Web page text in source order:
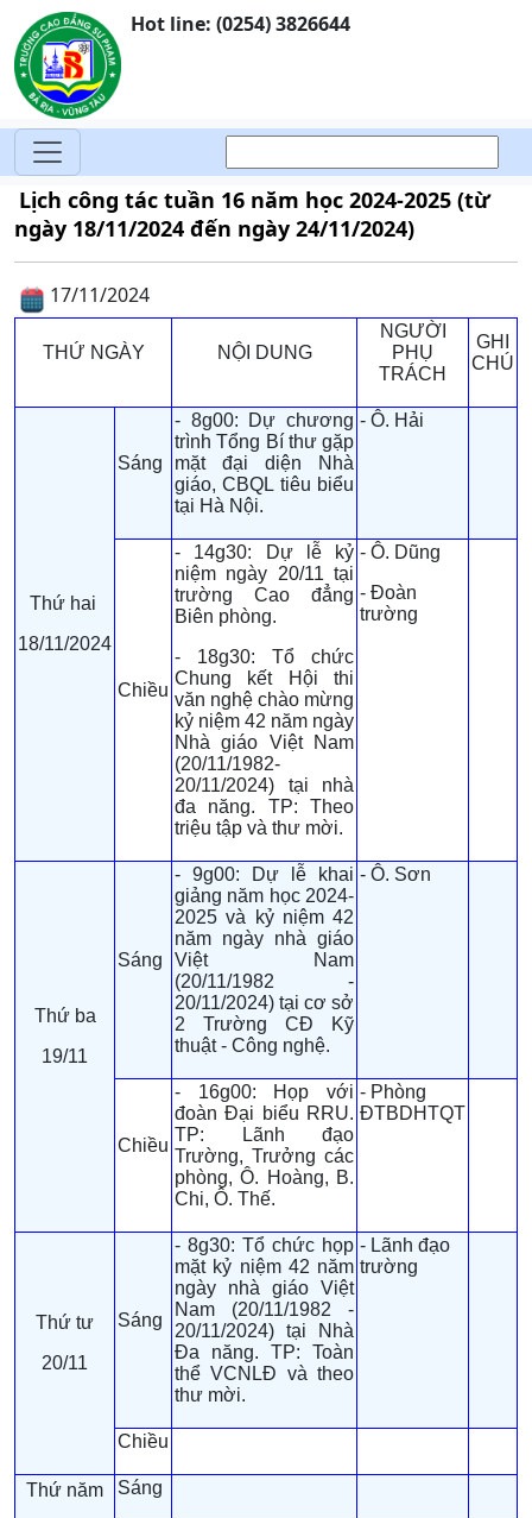
Hot line: (0254) 3826644
Lịch công tác tuần 16 năm học 2024-2025 (từ
ngày 18/11/2024 đến ngày 24/11/2024)
17/11/2024
THỨ NGÀY NỘI DUNG
NGƯỜI
PHỤ
TRÁCH
GHI
CHÚ
Thứ hai
18/11/2024
Sáng
- 8g00: Dự chương
trình Tổng Bí thư gặp
mặt đại diện Nhà
giáo, CBQL tiêu biểu
tại Hà Nội.
- Ô. Hải
Chiều
- 14g30: Dự lễ kỷ
niệm ngày 20/11 tại
trường Cao đẳng
Biên phòng.
- 18g30: Tổ chức
Chung kết Hội thi
văn nghệ chào mừng
kỷ niệm 42 năm ngày
Nhà giáo Việt Nam
(20/11/1982-
20/11/2024) tại nhà
đa năng. TP: Theo
triệu tập và thư mời.
- Ô. Dũng
- Đoàn
trường
Thứ ba
19/11
Sáng
- 9g00: Dự lễ khai
giảng năm học 2024-
2025 và kỷ niệm 42
năm ngày nhà giáo
Việt Nam
(20/11/1982 -
20/11/2024) tại cơ sở
2 Trường CĐ Kỹ
thuật - Công nghệ.
- Ô. Sơn
Chiều
- 16g00: Họp với
đoàn Đại biểu RRU.
TP: Lãnh đạo
Trường, Trưởng các
phòng, Ô. Hoàng, B.
Chi, Ô. Thế.
- Phòng
ĐTBDHTQT
Thứ tư
20/11
Sáng
- 8g30: Tổ chức họp
mặt kỷ niệm 42 năm
ngày nhà giáo Việt
Nam (20/11/1982 -
20/11/2024) tại Nhà
Đa năng. TP: Toàn
thể VCNLĐ và theo
thư mời.
- Lãnh đạo
trường
Chiều
Thứ năm
Sáng